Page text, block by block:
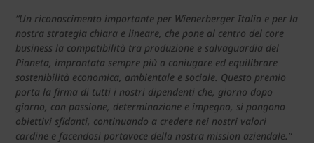
“Un riconoscimento importante per Wienerberger Italia e per la
nostra strategia chiara e lineare, che pone al centro del core
business la compatibilità tra produzione e salvaguardia del
Pianeta, improntata sempre più a coniugare ed equilibrare
sostenibilità economica, ambientale e sociale. Questo premio
porta la firma di tutti i nostri dipendenti che, giorno dopo
giorno, con passione, determinazione e impegno, si pongono
obiettivi sfidanti, continuando a credere nei nostri valori
cardine e facendosi portavoce della nostra mission aziendale.”